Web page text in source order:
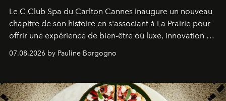
Le C Club Spa du Carlton Cannes inaugure un nouveau
chapitre de son histoire en s'associant à La Prairie pour
offrir une expérience de bien-être où luxe, innovation et
07.08.2026 by Pauline Borgogno